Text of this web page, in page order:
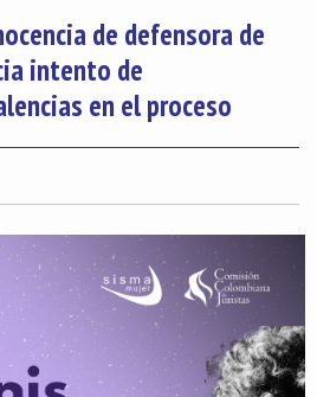
de defensora de
intento de
en el proceso